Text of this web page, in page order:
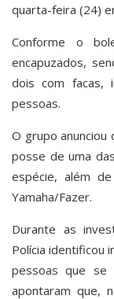
quarta-feira (24)
Conforme o
encapuzados,
dois com facas,
pessoas.
O grupo
posse de uma
espécie, além
Yamaha/Fazer.
Durante as
Polícia identificou
pessoas que se
apontaram que,